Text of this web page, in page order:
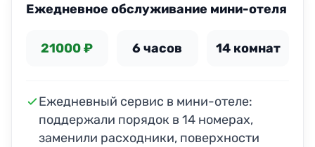
Ежедневное обслуживание мини-отеля
21000 ₽ 6 часов 14 комнат
Ежедневный сервис в мини-отеле:
поддержали порядок в 14 номерах,
заменили расходники, поверхности